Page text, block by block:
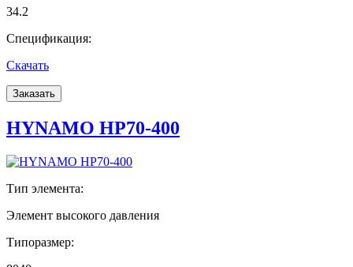
34.2
Спецификация:
Скачать
Заказать
HYNAMO HP70-400
Тип элемента:
Элемент высокого давления
Типоразмер: